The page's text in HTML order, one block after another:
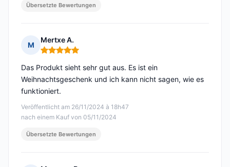
Übersetzte Bewertungen
M
Mertxe A.
Hinweis: 5 von 5
Veröffentlicht am 26/11/2024 à 18h47
nach einem Kauf von 05/11/2024
Das Produkt sieht sehr gut aus. Es ist ein
Weihnachtsgeschenk und ich kann nicht sagen, wie es
funktioniert.
Übersetzte Bewertungen